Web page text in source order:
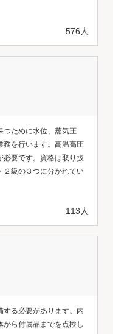
576人
つために水位、蒸気圧
務を行います。高温高圧
必要です。資格は取り扱
２級の３つに分かれてい
113人
する必要があります。内
ら付属品までを点検し